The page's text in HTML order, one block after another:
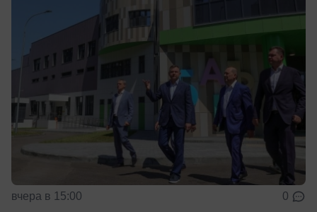
вчера в 15:00 0